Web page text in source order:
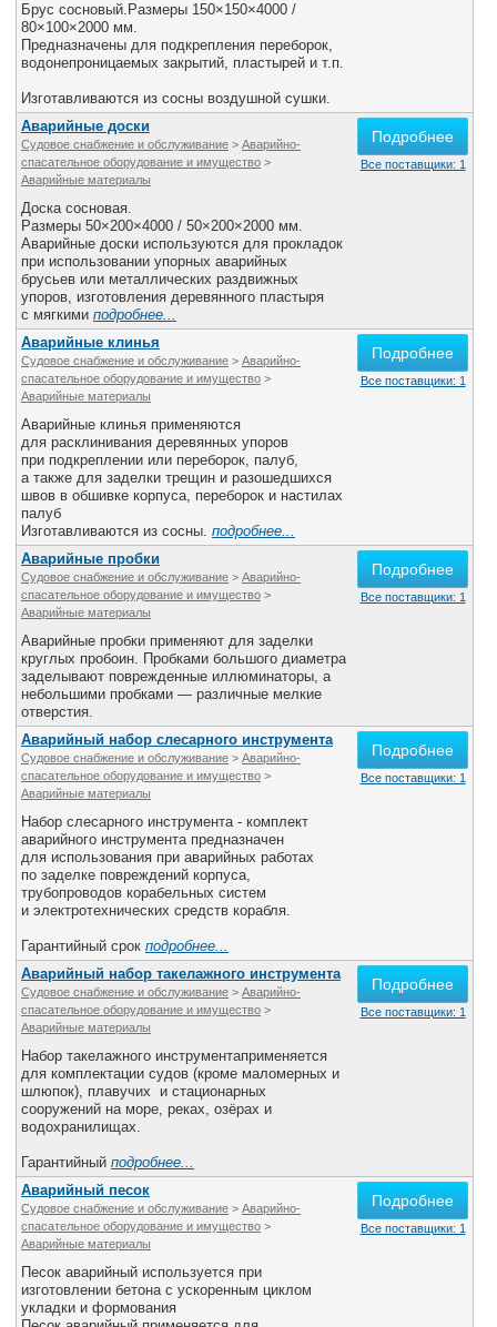
Брус сосновый.Размеры 150×150×4000 /
80×100×2000 мм.
Предназначены для подкрепления переборок,
водонепроницаемых закрытий, пластырей и т.п.
Изготавливаются из сосны воздушной сушки.
Аварийные доски
Судовое снабжение и обслуживание > Аварийно-
спасательное оборудование и имущество >
Аварийные материалы
Доска сосновая.
Размеры 50×200×4000 / 50×200×2000 мм.
Аварийные доски используются для прокладок
при использовании упорных аварийных
брусьев или металлических раздвижных
упоров, изготовления деревянного пластыря
с мягкими подробнее...
Подробнее
Все поставщики: 1
Аварийные клинья
Судовое снабжение и обслуживание > Аварийно-
спасательное оборудование и имущество >
Аварийные материалы
Аварийные клинья применяются
для расклинивания деревянных упоров
при подкреплении или переборок, палуб,
а также для заделки трещин и разошедшихся
швов в обшивке корпуса, переборок и настилах
палуб
Изготавливаются из сосны. подробнее...
Подробнее
Все поставщики: 1
Аварийные пробки
Судовое снабжение и обслуживание > Аварийно-
спасательное оборудование и имущество >
Аварийные материалы
Аварийные пробки применяют для заделки
круглых пробоин. Пробками большого диаметра
заделывают поврежденные иллюминаторы, а
небольшими пробками — различные мелкие
отверстия.
Подробнее
Все поставщики: 1
Аварийный набор слесарного инструмента
Судовое снабжение и обслуживание > Аварийно-
спасательное оборудование и имущество >
Аварийные материалы
Набор слесарного инструмента - комплект
аварийного инструмента предназначен
для использования при аварийных работах
по заделке повреждений корпуса,
трубопроводов корабельных систем
и электротехнических средств корабля.
Гарантийный срок подробнее...
Подробнее
Все поставщики: 1
Аварийный набор такелажного инструмента
Судовое снабжение и обслуживание > Аварийно-
спасательное оборудование и имущество >
Аварийные материалы
Набор такелажного инструментаприменяется
для комплектации судов (кроме маломерных и
шлюпок), плавучих и стационарных
сооружений на море, реках, озёрах и
водохранилищах.
Гарантийный подробнее...
Подробнее
Все поставщики: 1
Аварийный песок
Судовое снабжение и обслуживание > Аварийно-
спасательное оборудование и имущество >
Аварийные материалы
Песок аварийный используется при
изготовлении бетона с ускоренным циклом
укладки и формования
Подробнее
Все поставщики: 1